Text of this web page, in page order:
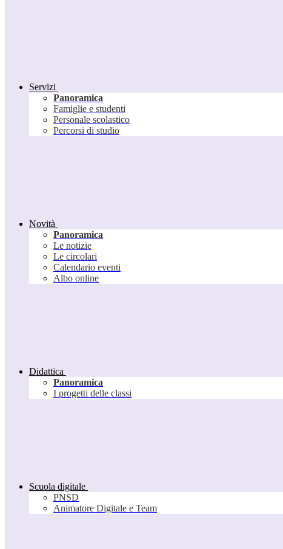
Servizi
Panoramica
Famiglie e studenti
Personale scolastico
Percorsi di studio
Novità
Panoramica
Le notizie
Le circolari
Calendario eventi
Albo online
Didattica
Panoramica
I progetti delle classi
Scuola digitale
PNSD
Animatore Digitale e Team